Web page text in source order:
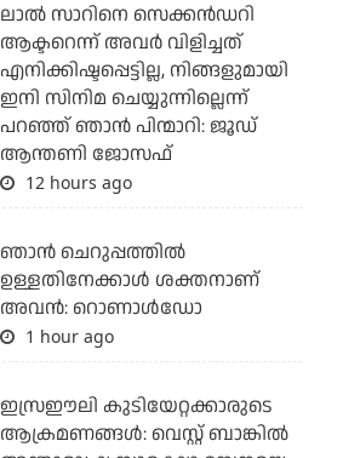
ലാല്‍ സാറിനെ സെക്കന്‍ഡറി
ആക്ടറെന്ന് അവര്‍ വിളിച്ചത്
എനിക്കിഷ്ടപ്പെട്ടില്ല, നിങ്ങളുമായി
ഇനി സിനിമ ചെയ്യുന്നില്ലെന്ന്
പറഞ്ഞ് ഞാന്‍ പിന്മാറി: ജൂഡ്
ആന്തണി ജോസഫ്
12 hours ago
ഞാന്‍ ചെറുപ്പത്തില്‍
ഉള്ളതിനേക്കാള്‍ ശക്തനാണ്
അവന്‍: റൊണാള്‍ഡോ
1 hour ago
ഇസ്രഈലി കുടിയേറ്റക്കാരുടെ
ആക്രമണങ്ങള്‍: വെസ്റ്റ് ബാങ്കില്‍